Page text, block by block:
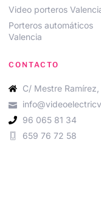
Video porteros
Porteros automáticos
Valencia
CONTACTO
C/ Mestre
96 065 81 34
659 76 72 58